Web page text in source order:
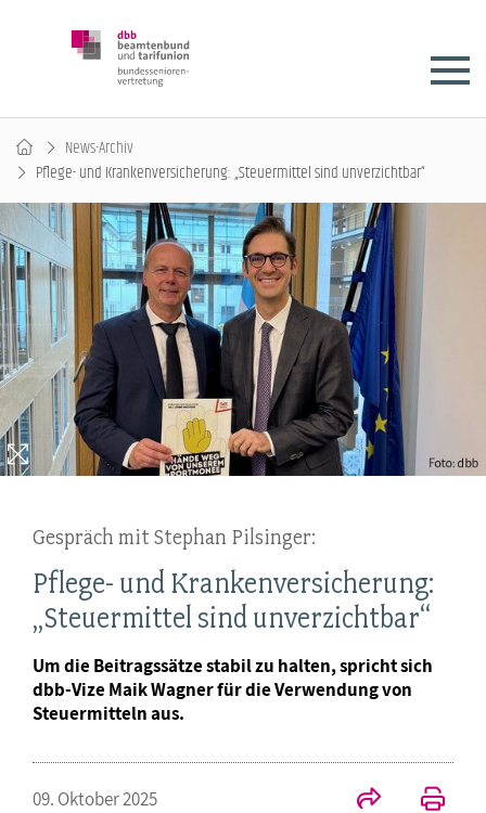
News-Archiv
Pflege- und Krankenversicherung: „Steuermittel sind unverzichtbar“
Gespräch mit Stephan Pilsinger:
Pflege- und Krankenversicherung:
„Steuermittel sind unverzichtbar“
Um die Beitragssätze stabil zu halten, spricht sich
dbb-Vize Maik Wagner für die Verwendung von
Steuermitteln aus.
09. Oktober 2025